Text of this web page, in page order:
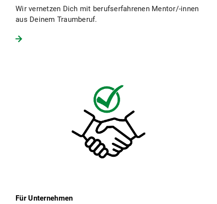
Wir vernetzen Dich mit berufserfahrenen Mentor/-innen
aus Deinem Traumberuf.
Für Unternehmen